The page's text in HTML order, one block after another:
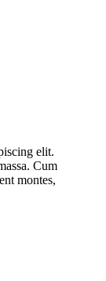
elit.
Cum
montes,